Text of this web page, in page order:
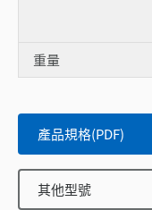
重量
產品規格(PDF)
其他型號